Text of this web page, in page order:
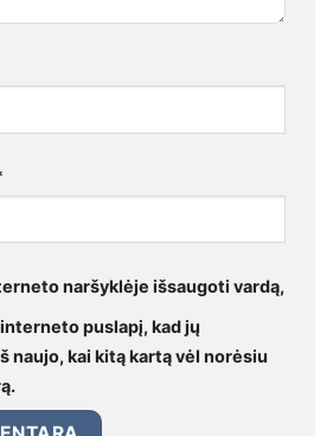
naršyklėje išsaugoti vardą,
puslapį, kad jų
naujo, kai kitą kartą vėl norėsiu